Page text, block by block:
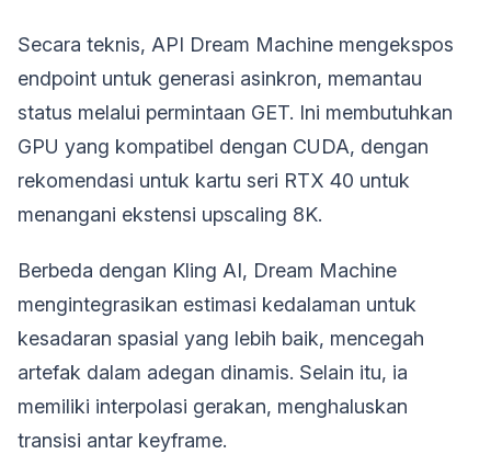
Secara teknis, API Dream Machine mengekspos
endpoint untuk generasi asinkron, memantau
status melalui permintaan GET. Ini membutuhkan
GPU yang kompatibel dengan CUDA, dengan
rekomendasi untuk kartu seri RTX 40 untuk
menangani ekstensi upscaling 8K.
Berbeda dengan Kling AI, Dream Machine
mengintegrasikan estimasi kedalaman untuk
kesadaran spasial yang lebih baik, mencegah
artefak dalam adegan dinamis. Selain itu, ia
memiliki interpolasi gerakan, menghaluskan
transisi antar keyframe.